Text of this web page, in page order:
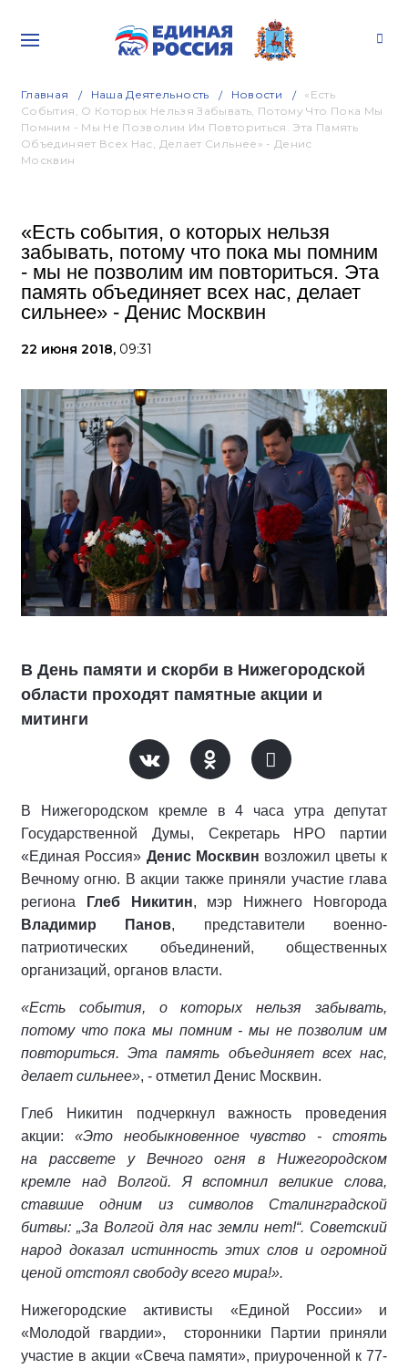
Главная Наша Деятельность Новости
«Есть
События, О Которых Нельзя Забывать, Потому Что Пока Мы
Помним - Мы Не Позволим Им Повториться. Эта Память
Объединяет Всех Нас, Делает Сильнее» - Денис
Москвин
«Есть события, о которых нельзя
забывать, потому что пока мы помним
- мы не позволим им повториться. Эта
память объединяет всех нас, делает
сильнее» - Денис Москвин
22 июня 2018, 09:31
В День памяти и скорби в Нижегородской
области проходят памятные акции и
митинги
В Нижегородском кремле в 4 часа утра депутат
Государственной Думы, Секретарь НРО партии
«Единая Россия» Денис Москвин возложил цветы к
Вечному огню. В акции также приняли участие глава
региона
Глеб Никитин, мэр Нижнего Новгорода
Владимир Панов, представители военно-
патриотических объединений, общественных
организаций, органов власти.
«Есть события, о которых нельзя забывать,
потому что пока мы помним - мы не позволим им
повториться. Эта память объединяет всех нас,
делает сильнее», - отметил Денис Москвин.
Глеб Никитин подчеркнул важность проведения
акции: «Это необыкновенное чувство - стоять
на рассвете у Вечного огня в Нижегородском
кремле над Волгой. Я вспомнил великие слова,
ставшие одним из символов Сталинградской
битвы: „За Волгой для нас земли нет!“. Советский
народ доказал истинность этих слов и огромной
ценой отстоял свободу всего мира!».
Нижегородские активисты «Единой России» и
«Молодой гвардии», сторонники Партии приняли
участие в акции «Свеча памяти», приуроченной к 77-